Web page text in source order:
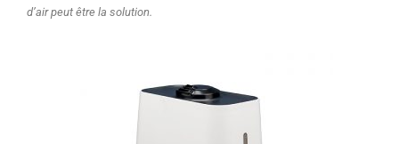
d’air peut être la solution.